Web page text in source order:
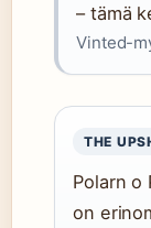
– tämä
Vinted-
THE
Polarn o
on